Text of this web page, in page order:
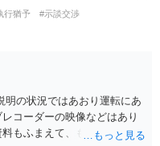
行猶予
#示談交渉
明の状況ではあおり運転にあ
コーダーの映像などはあり
もふまえて、もう少し具体